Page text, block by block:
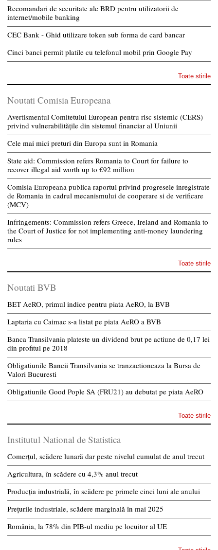
Recomandari de securitate ale BRD pentru utilizatorii de
internet/mobile banking
CEC Bank - Ghid utilizare token sub forma de card bancar
Cinci banci permit platile cu telefonul mobil prin Google Pay
Toate stirile
Noutati Comisia Europeana
Avertismentul Comitetului European pentru risc sistemic (CERS)
privind vulnerabilitățile din sistemul financiar al Uniunii
Cele mai mici preturi din Europa sunt in Romania
State aid: Commission refers Romania to Court for failure to
recover illegal aid worth up to €92 million
Comisia Europeana publica raportul privind progresele inregistrate
de Romania in cadrul mecanismului de cooperare si de verificare
(MCV)
Infringements: Commission refers Greece, Ireland and Romania to
the Court of Justice for not implementing anti-money laundering
rules
Toate stirile
Noutati BVB
BET AeRO, primul indice pentru piata AeRO, la BVB
Laptaria cu Caimac s-a listat pe piata AeRO a BVB
Banca Transilvania plateste un dividend brut pe actiune de 0,17 lei
din profitul pe 2018
Obligatiunile Bancii Transilvania se tranzactioneaza la Bursa de
Valori Bucuresti
Obligatiunile Good Pople SA (FRU21) au debutat pe piata AeRO
Toate stirile
Institutul National de Statistica
Comerțul, scădere lunară dar peste nivelul cumulat de anul trecut
Agricultura, în scădere cu 4,3% anul trecut
Producția industrială, în scădere pe primele cinci luni ale anului
Prețurile industriale, scădere marginală în mai 2025
România, la 78% din PIB-ul mediu pe locuitor al UE